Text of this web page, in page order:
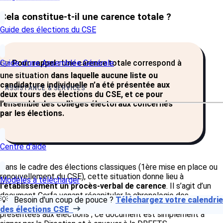
Guide des élections du CSE
Guide d'une Assemblée Générale
ASSISTANCE & SERVICES
Centre d'aide
Modèles à télécharger
💡 Besoin d'un coup de pouce ? Téléchargez votre
des élections CSE
Cela constitue-t-il une carence totale ?
👉Pour rappel :Une carence totale correspond à
une situation dans laquelle aucune liste ou
candidature individuelle n’a été présentée aux
deux tours des élections du CSE, et ce pour
l’ensemble des collèges électoraux concernés
par les élections.
Dans le cadre des élections classiques (1ère mise en place ou
renouvellement du CSE), cette situation donne lieu à
l'établissement un procès-verbal de carence. Il s’agit d’un
document Cerfa venant récapituler la chronologie des
événements et établir l’absence totale de candidatures
présentées aux élections ; ce document est simplement à